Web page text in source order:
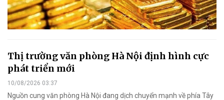
Thị trường văn phòng Hà Nội định hình cực
phát triển mới
10/08/2026 03:37
Nguồn cung văn phòng Hà Nội đang dịch chuyển mạnh về phía Tây